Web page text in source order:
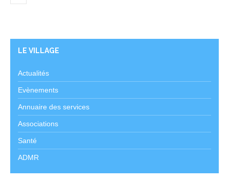
LE VILLAGE
Actualités
Evènements
Annuaire des services
Associations
Santé
ADMR